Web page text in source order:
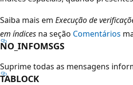
Saiba mais em Execução de
em índices na seção Comentários
NO_INFOMSGS
Suprime todas as mensagens
TABLOCK